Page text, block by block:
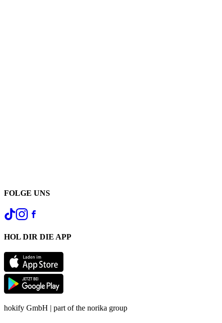
FOLGE UNS
HOL DIR DIE APP
hokify GmbH | part of the norika group